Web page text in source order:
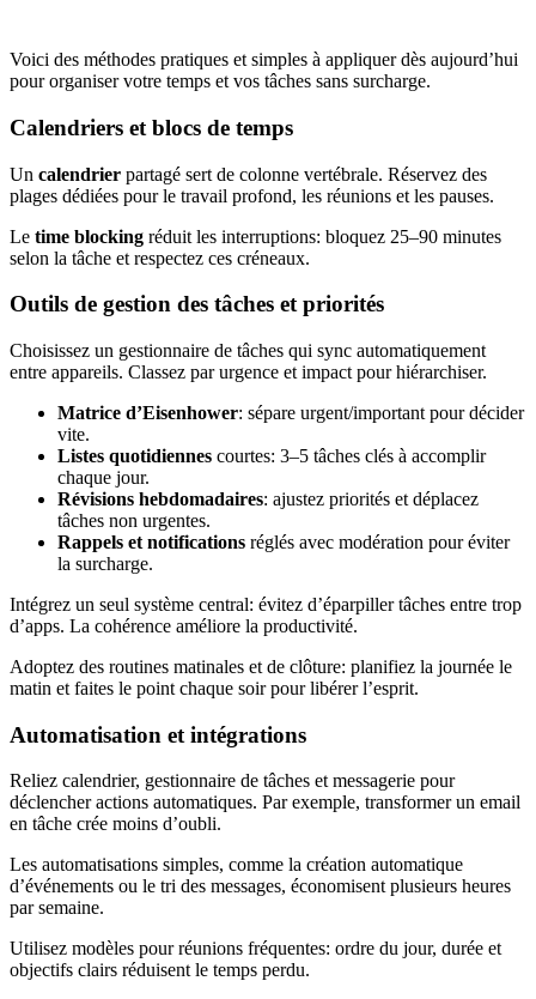
Voici des méthodes pratiques et simples à appliquer dès aujourd’hui
pour organiser votre temps et vos tâches sans surcharge.
Calendriers et blocs de temps
Un calendrier partagé sert de colonne vertébrale. Réservez des
plages dédiées pour le travail profond, les réunions et les pauses.
Le time blocking réduit les interruptions: bloquez 25–90 minutes
selon la tâche et respectez ces créneaux.
Outils de gestion des tâches et priorités
Choisissez un gestionnaire de tâches qui sync automatiquement
entre appareils. Classez par urgence et impact pour hiérarchiser.
Matrice d’Eisenhower: sépare urgent/important pour décider
vite.
Listes quotidiennes courtes: 3–5 tâches clés à accomplir
chaque jour.
Révisions hebdomadaires: ajustez priorités et déplacez
tâches non urgentes.
Rappels et notifications réglés avec modération pour éviter
la surcharge.
Intégrez un seul système central: évitez d’éparpiller tâches entre trop
d’apps. La cohérence améliore la productivité.
Adoptez des routines matinales et de clôture: planifiez la journée le
matin et faites le point chaque soir pour libérer l’esprit.
Automatisation et intégrations
Reliez calendrier, gestionnaire de tâches et messagerie pour
déclencher actions automatiques. Par exemple, transformer un email
en tâche crée moins d’oubli.
Les automatisations simples, comme la création automatique
d’événements ou le tri des messages, économisent plusieurs heures
par semaine.
Utilisez modèles pour réunions fréquentes: ordre du jour, durée et
objectifs clairs réduisent le temps perdu.